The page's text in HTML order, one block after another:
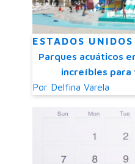
ESTADOS UNIDOS
Parques acuáticos
increíbles para
Por Delfina Varela